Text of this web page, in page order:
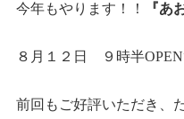
今年もやります！！ 『あ
８月１２日 ９時半
前回もご好評いただき、